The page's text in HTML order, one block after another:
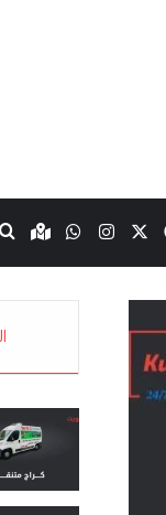
فيسبوكانستقرام
واتساب